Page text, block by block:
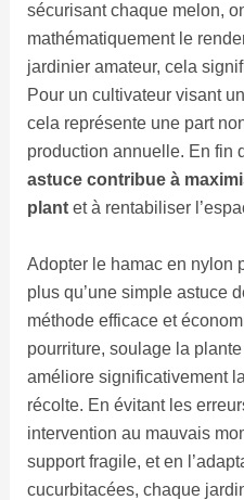
sécurisant chaque melon,
mathématiquement le
jardinier amateur, cela
Pour un cultivateur visant
cela représente une part
production annuelle. En fin
astuce contribue à
plantet à rentabiliser
Adopter le hamac en nylon
plus qu’une simple astuce
méthode efficace et
pourriture, soulage la
améliore significativement
récolte. En évitant les
intervention au mauvais
support fragile, et en
cucurbitacées, chaque